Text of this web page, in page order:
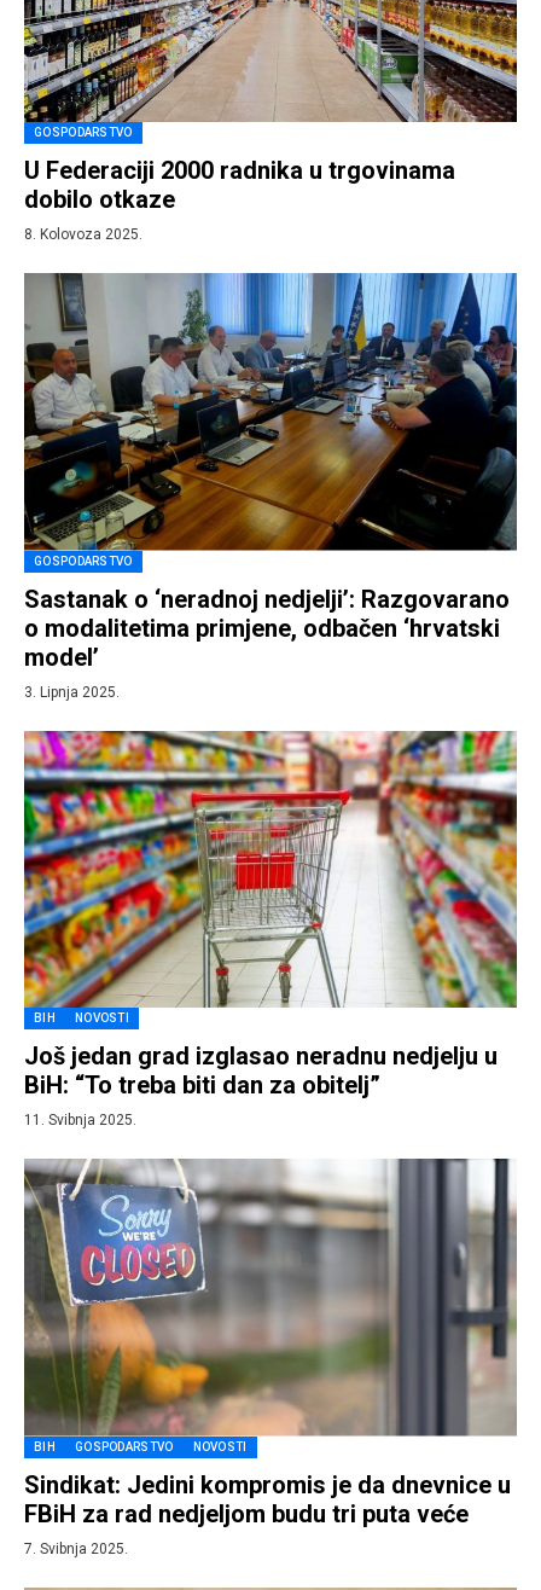
GOSPODARSTVO
U Federaciji 2000 radnika u trgovinama
dobilo otkaze
8. Kolovoza 2025.
GOSPODARSTVO
Sastanak o ‘neradnoj nedjelji’: Razgovarano
o modalitetima primjene, odbačen ‘hrvatski
model’
3. Lipnja 2025.
BIH NOVOSTI
Još jedan grad izglasao neradnu nedjelju u
BiH: “To treba biti dan za obitelj”
11. Svibnja 2025.
BIH GOSPODARSTVO NOVOSTI
Sindikat: Jedini kompromis je da dnevnice u
FBiH za rad nedjeljom budu tri puta veće
7. Svibnja 2025.